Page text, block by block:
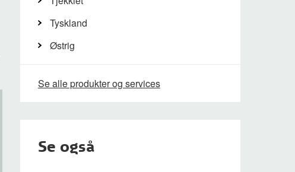
Tyskland
Østrig
Se alle produkter og services
Se også